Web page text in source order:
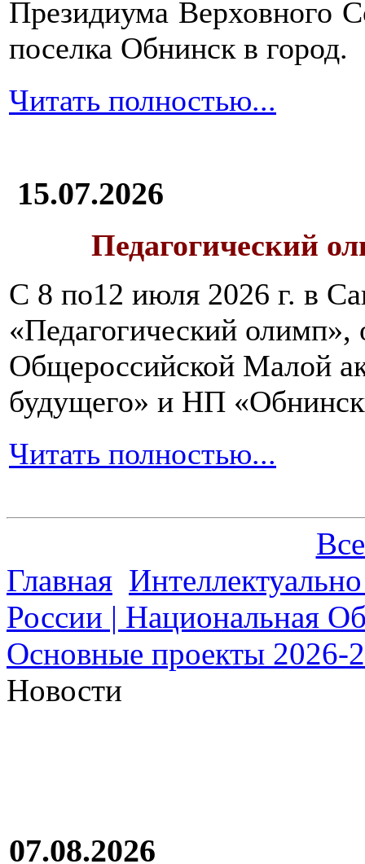
Президиума Верховного
поселка Обнинск в город.
Читать полностью...
15.07.2026
Педагогический
С 8 по12 июля 2026 г. в
«Педагогический олимп»,
Общероссийской Малой
будущего» и НП
Читать полностью...
Главная
России | Национальная
Основные проекты 2026-
Новости
07.08.2026